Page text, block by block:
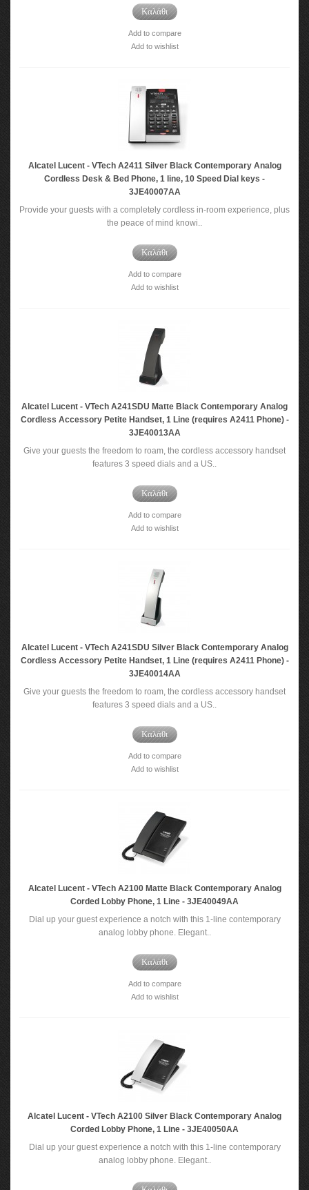
Καλάθι
Add to compare
Add to wishlist
Alcatel Lucent - VTech A2411 Silver Black Contemporary Analog
Cordless Desk & Bed Phone, 1 line, 10 Speed Dial keys -
3JE40007AA
Provide your guests with a completely cordless in-room experience, plus
the peace of mind knowi..
Καλάθι
Add to compare
Add to wishlist
Alcatel Lucent - VTech A241SDU Matte Black Contemporary Analog
Cordless Accessory Petite Handset, 1 Line (requires A2411 Phone) -
3JE40013AA
Give your guests the freedom to roam, the cordless accessory handset
features 3 speed dials and a US..
Καλάθι
Add to compare
Add to wishlist
Alcatel Lucent - VTech A241SDU Silver Black Contemporary Analog
Cordless Accessory Petite Handset, 1 Line (requires A2411 Phone) -
3JE40014AA
Give your guests the freedom to roam, the cordless accessory handset
features 3 speed dials and a US..
Καλάθι
Add to compare
Add to wishlist
Alcatel Lucent - VTech A2100 Matte Black Contemporary Analog
Corded Lobby Phone, 1 Line - 3JE40049AA
Dial up your guest experience a notch with this 1-line contemporary
analog lobby phone. Elegant..
Καλάθι
Add to compare
Add to wishlist
Alcatel Lucent - VTech A2100 Silver Black Contemporary Analog
Corded Lobby Phone, 1 Line - 3JE40050AA
Dial up your guest experience a notch with this 1-line contemporary
analog lobby phone. Elegant..